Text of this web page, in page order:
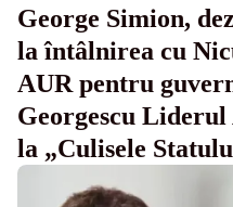
George Simion,
la întâlnirea cu
AUR pentru
Georgescu
la „Culisele